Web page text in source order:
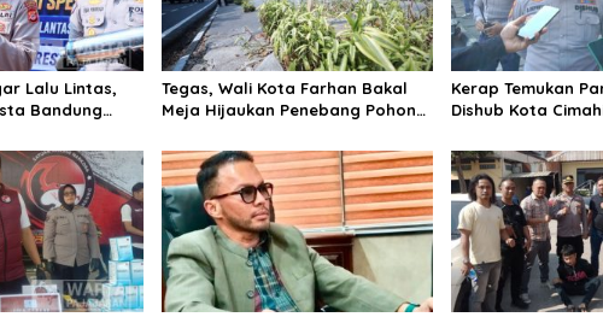
Lalu Lintas,
Bandung
Tegas, Wali Kota Farhan Bakal
Meja Hijaukan Penebang Pohon
Kerap Temukan
Dishub Kota